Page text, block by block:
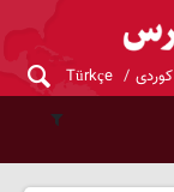
کوردی Türkçe